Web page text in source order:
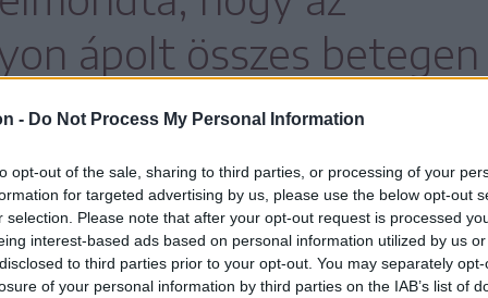
- Do Not Process My Personal Information
opt-out of the sale, sharing to third parties, or processing of your
for targeted advertising by us, please use the below opt-out
selection. Please note that after your opt-out request is processed
interest-based ads based on personal information utilized by us
to third parties prior to your opt-out. You may separately
of your personal information by third parties on the IAB’s list of
ápolt összes betegen
végeznek, hogy
további kórházi
döntés született
szűrik az intenzív